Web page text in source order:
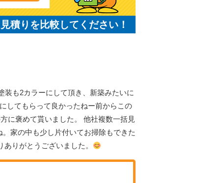
積りを比較してください！
も2カラーにして頂き、新築みたいに
してもらって良かったねー前からこの
に褒めて貰いました。 他社複数一括見
家の中も少し片付いてお掃除もできた
りがとうございました。